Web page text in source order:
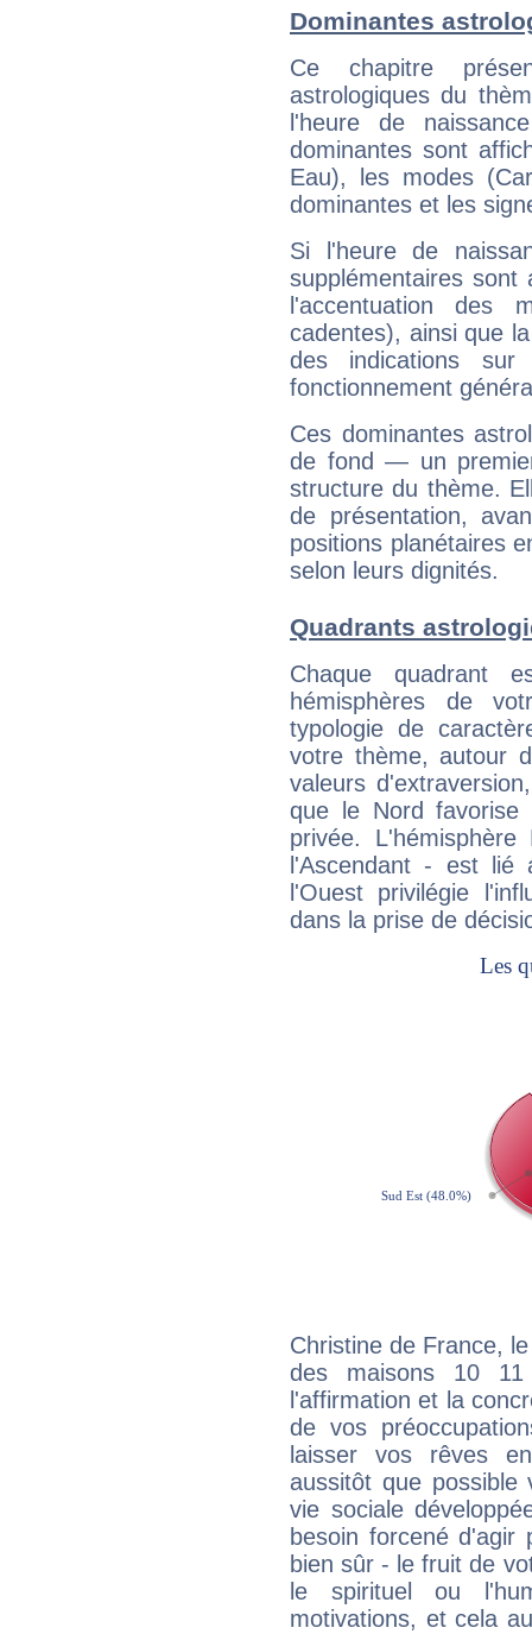
Dominantes
Ce chapitre
astrologiques du
l'heure de
dominantes sont
Eau), les modes
dominantes et les
Si l'heure de
supplémentaires sont
l'accentuation des
cadentes), ainsi que
des indications sur
fonctionnement
Ces dominantes
de fond — un
structure du thème.
de présentation,
positions planétaires
selon leurs dignités.
Quadrants
Chaque quadrant
hémisphères de
typologie de
votre thème, autour
valeurs
que le Nord favorise
privée.
l'Ascendant - est
l'Ouest privilégie
dans la prise de
Christine de France,
des maisons 10
l'affirmation et la
de vos
laisser vos rêves
aussitôt que
vie sociale
besoin forcené
bien sûr - le fruit de
le spirituel ou
motivations, et cela